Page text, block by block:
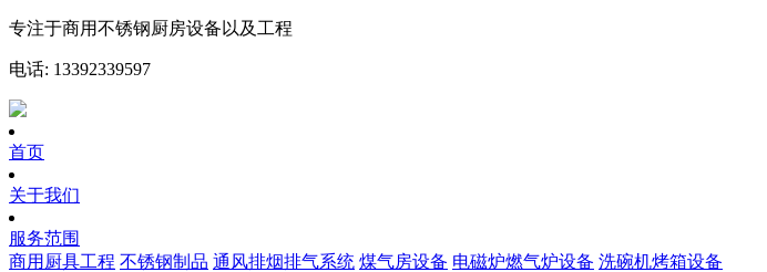
专注于商用不锈钢厨房设备以及工程
电话: 13392339597
首页
关于我们
服务范围
商用厨具工程 不锈钢制品 通风排烟排气系统 煤气房设备 电磁炉燃气炉设备 洗碗机烤箱设备